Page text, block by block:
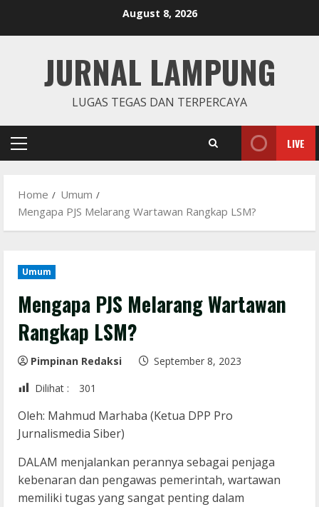
August 8, 2026
JURNAL LAMPUNG
LUGAS TEGAS DAN TERPERCAYA
Primary
LIVE
Home
Umum
Mengapa PJS Melarang Wartawan Rangkap LSM?
Umum
Mengapa PJS Melarang Wartawan
Rangkap LSM?
Pimpinan Redaksi
September 8, 2023
Dilihat :
301
Oleh: Mahmud Marhaba (Ketua DPP Pro
Jurnalismedia Siber)
DALAM menjalankan perannya sebagai penjaga
kebenaran dan pengawas pemerintah, wartawan
memiliki tugas yang sangat penting dalam